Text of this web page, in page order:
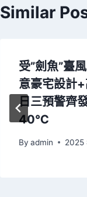
Similar
受”劍魚”臺
意豪宅設計
日三預警齊
40℃
By admin 2025